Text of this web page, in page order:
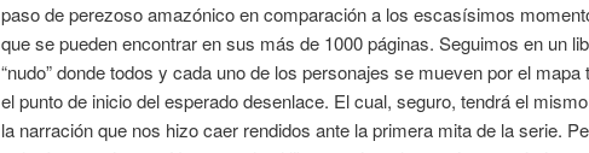
paso de perezoso amazónico en comparación a los escasísimos
que se pueden encontrar en sus más de 1000 páginas. Seguimos en un
“nudo” donde todos y cada uno de los personajes se mueven por el mapa
el punto de inicio del esperado desenlace. El cual, seguro, tendrá el
la narración que nos hizo caer rendidos ante la primera mita de la serie.